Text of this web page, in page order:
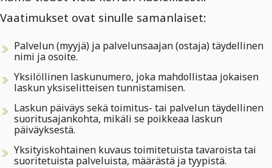
Vaatimukset ovat sinulle samanlaiset:
Palvelun (myyjä) ja palvelunsaajan (ostaja) täydellinen
nimi ja osoite.
Yksilöllinen laskunumero, joka mahdollistaa jokaisen
laskun yksiselitteisen tunnistamisen.
Laskun päiväys sekä toimitus- tai palvelun täydellinen
suoritusajankohta, mikäli se poikkeaa laskun
päiväyksestä.
Yksityiskohtainen kuvaus toimitetuista tavaroista tai
suoritetuista palveluista, määrästä ja tyypistä.